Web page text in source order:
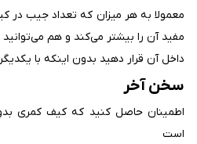
معمولا به هر میزان که تعداد جیب
مفید آن را بیشتر می‌‌کند و هم
داخل آن قرار دهید بدون اینکه با
سخن آخر
اطمینان حاصل کنید که کیف کمری
است